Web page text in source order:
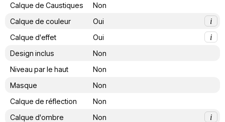
Calque de Caustiques
Non
Calque de couleur
Oui
i
Calque d'effet
Oui
i
Design inclus
Non
Niveau par le haut
Non
Masque
Non
Calque de réflection
Non
Calque d'ombre
Non
i